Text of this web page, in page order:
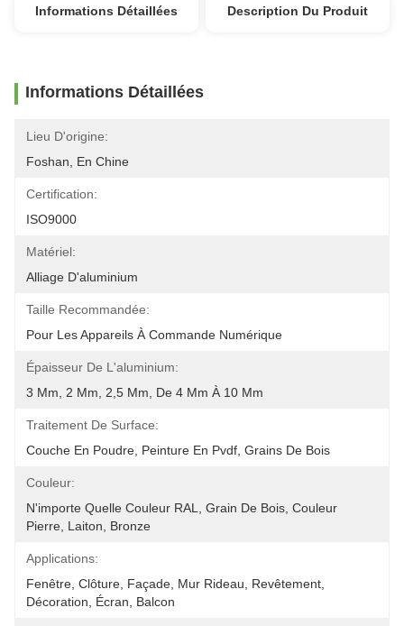
Informations Détaillées Description Du Produit
Informations Détaillées
Lieu D'origine:
Foshan, En Chine
Certification:
ISO9000
Matériel:
Alliage D'aluminium
Taille Recommandée:
Pour Les Appareils À Commande Numérique
Épaisseur De L'aluminium:
3 Mm, 2 Mm, 2,5 Mm, De 4 Mm À 10 Mm
Traitement De Surface:
Couche En Poudre, Peinture En Pvdf, Grains De Bois
Couleur:
N'importe Quelle Couleur RAL, Grain De Bois, Couleur
Pierre, Laiton, Bronze
Applications:
Fenêtre, Clôture, Façade, Mur Rideau, Revêtement,
Décoration, Écran, Balcon